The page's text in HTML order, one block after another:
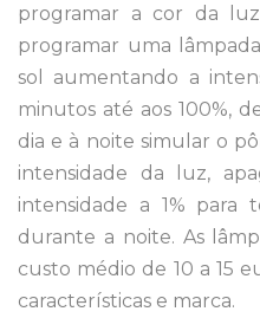
programar a cor da
programar uma
sol aumentando a
minutos até aos 100%,
dia e à noite simular o
intensidade da luz,
intensidade a 1%
durante a noite. As
custo médio de 10 a 15
características e marca.